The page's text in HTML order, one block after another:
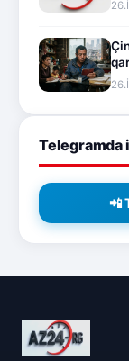
Telegramda
📲